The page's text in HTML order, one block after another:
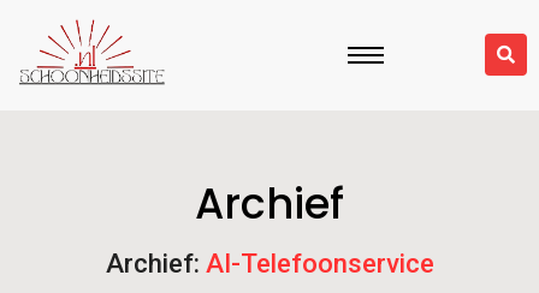
Archief
Archief: AI-Telefoonservice